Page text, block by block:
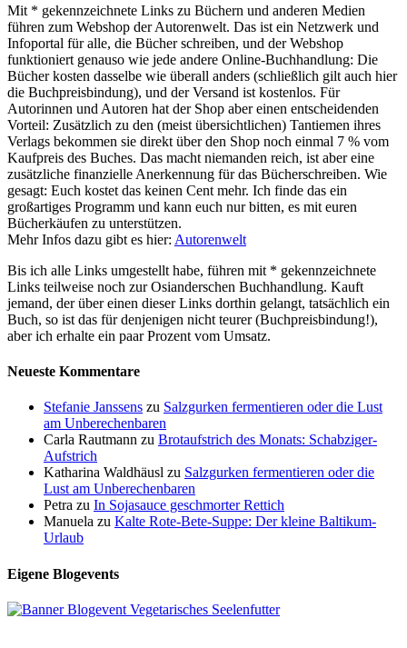
Mit * gekennzeichnete Links zu Büchern und anderen Medien
führen zum Webshop der Autorenwelt. Das ist ein Netzwerk und
Infoportal für alle, die Bücher schreiben, und der Webshop
funktioniert genauso wie jede andere Online-Buchhandlung: Die
Bücher kosten dasselbe wie überall anders (schließlich gilt auch hier
die Buchpreisbindung), und der Versand ist kostenlos. Für
Autorinnen und Autoren hat der Shop aber einen entscheidenden
Vorteil: Zusätzlich zu den (meist übersichtlichen) Tantiemen ihres
Verlags bekommen sie direkt über den Shop noch einmal 7 % vom
Kaufpreis des Buches. Das macht niemanden reich, ist aber eine
zusätzliche finanzielle Anerkennung für das Bücherschreiben. Wie
gesagt: Euch kostet das keinen Cent mehr. Ich finde das ein
großartiges Programm und kann euch nur bitten, es mit euren
Bücherkäufen zu unterstützen.
Mehr Infos dazu gibt es hier: Autorenwelt
Bis ich alle Links umgestellt habe, führen mit * gekennzeichnete
Links teilweise noch zur Osianderschen Buchhandlung. Kauft
jemand, der über einen dieser Links dorthin gelangt, tatsächlich ein
Buch, so ist das für denjenigen nicht teurer (Buchpreisbindung!),
aber ich erhalte ein paar Prozent vom Umsatz.
Neueste Kommentare
Stefanie Janssens zu Salzgurken fermentieren oder die Lust
am Unberechenbaren
Carla Rautmann zu Brotaufstrich des Monats: Schabziger-
Aufstrich
Katharina Waldhäusl zu Salzgurken fermentieren oder die
Lust am Unberechenbaren
Petra zu In Sojasauce geschmorter Rettich
Manuela zu Kalte Rote-Bete-Suppe: Der kleine Baltikum-
Urlaub
Eigene Blogevents